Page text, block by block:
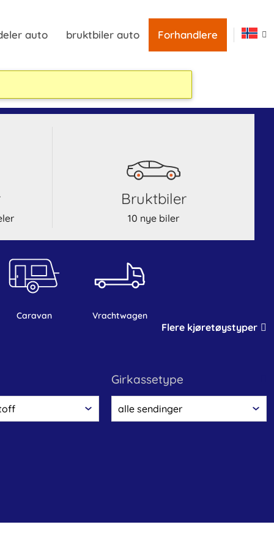
auto bruktbiler auto Forhandlere
bruktbiler
10 nye biler
caravan vrachtwagen
Flere kjøretøystyper
girkassetype